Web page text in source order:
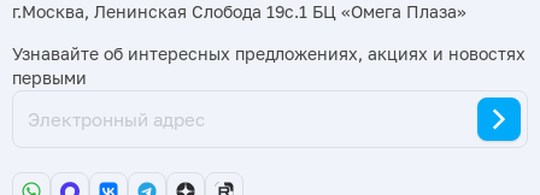
г.Москва, Ленинская Слобода 19с.1 БЦ «Омега Плаза»
Узнавайте об интересных предложениях, акциях и новостях
первыми